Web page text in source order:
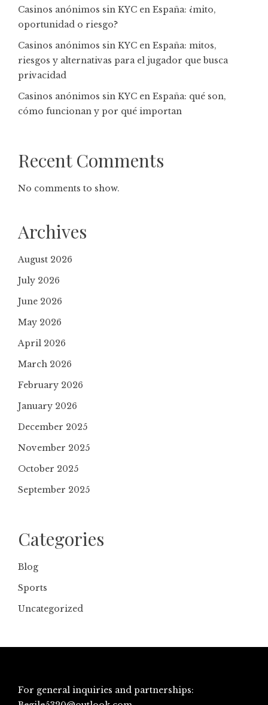
Casinos anónimos sin KYC en España: ¿mito,
oportunidad o riesgo?
Casinos anónimos sin KYC en España: mitos,
riesgos y alternativas para el jugador que busca
privacidad
Casinos anónimos sin KYC en España: qué son,
cómo funcionan y por qué importan
Recent Comments
No comments to show.
Archives
August 2026
July 2026
June 2026
May 2026
April 2026
March 2026
February 2026
January 2026
December 2025
November 2025
October 2025
September 2025
Categories
Blog
Sports
Uncategorized
For general inquiries and partnerships: